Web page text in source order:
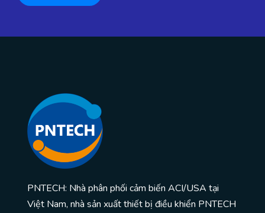
PNTECH: Nhà phân phối cảm biến ACI/USA tại
Việt Nam, nhà sản xuất thiết bị điều khiển PNTECH